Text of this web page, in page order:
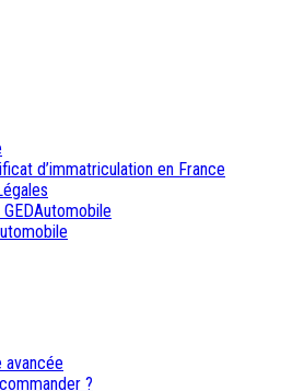
d’immatriculation en France
avancée
?